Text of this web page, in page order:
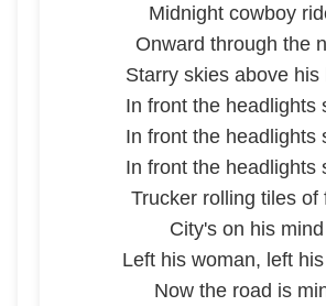
Midnight cowboy
Onward through the
Starry skies above his
In front the headlights
In front the headlights
In front the headlights
Trucker rolling tiles of
City's on his mind
Left his woman, left
Now the road is